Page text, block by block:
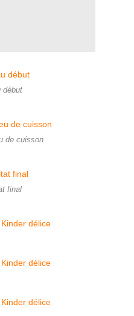
début
de cuisson
final